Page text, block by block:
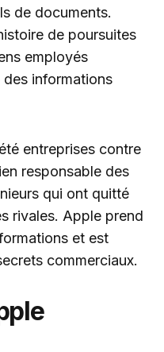
de documents.
de poursuites
employés
des informations
entreprises contre
responsable des
qui ont quitté
rivales. Apple prend
et est
commerciaux.